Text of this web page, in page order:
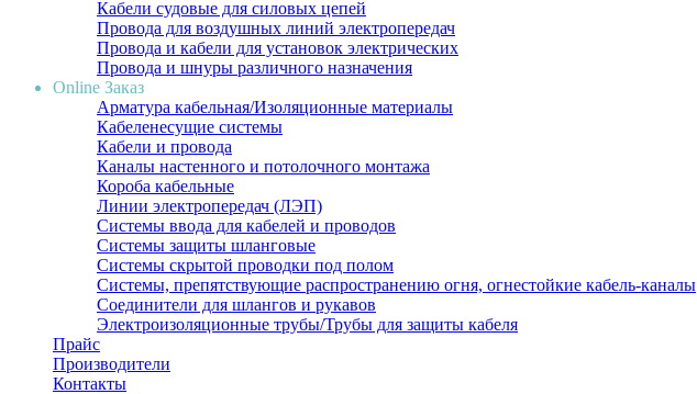
Кабели судовые для силовых цепей
Провода для воздушных линий электропередач
Провода и кабели для установок электрических
Провода и шнуры различного назначения
Online Заказ
Арматура кабельная/Изоляционные материалы
Кабеленесущие системы
Кабели и провода
Каналы настенного и потолочного монтажа
Короба кабельные
Линии электропередач (ЛЭП)
Системы ввода для кабелей и проводов
Системы защиты шланговые
Системы скрытой проводки под полом
Системы, препятствующие распространению огня, огнестойкие кабель-каналы
Соединители для шлангов и рукавов
Электроизоляционные трубы/Трубы для защиты кабеля
Прайс
Производители
Контакты